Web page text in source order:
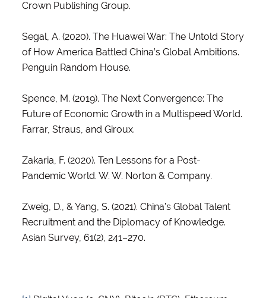
Crown Publishing Group.
Segal, A. (2020). The Huawei War: The Untold Story
of How America Battled China’s Global Ambitions.
Penguin Random House.
Spence, M. (2019). The Next Convergence: The
Future of Economic Growth in a Multispeed World.
Farrar, Straus, and Giroux.
Zakaria, F. (2020). Ten Lessons for a Post-
Pandemic World. W. W. Norton & Company.
Zweig, D., & Yang, S. (2021). China’s Global Talent
Recruitment and the Diplomacy of Knowledge.
Asian Survey, 61(2), 241–270.